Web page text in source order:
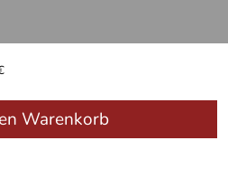
Warenkorb